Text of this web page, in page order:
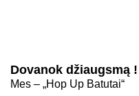
Dovanok džiaugsmą !
Mes – „Hop Up Batutai“